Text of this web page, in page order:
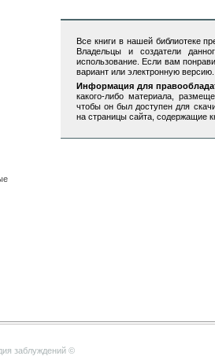
Все книги в нашей библиотеке
Владельцы и создатели
использование. Если вам
вариант или электронную версию.
Информация для
какого-либо материала,
чтобы он был доступен для
на страницы сайта, содержащие
заблуждений ©